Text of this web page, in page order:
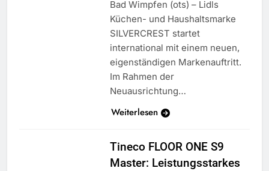
Bad Wimpfen (ots) – Lidls
Küchen- und Haushaltsmarke
SILVERCREST startet
international mit einem neuen,
eigenständigen Markenauftritt.
Im Rahmen der
Neuausrichtung…
Weiterlesen
Tineco FLOOR ONE S9
Master: Leistungsstarkes